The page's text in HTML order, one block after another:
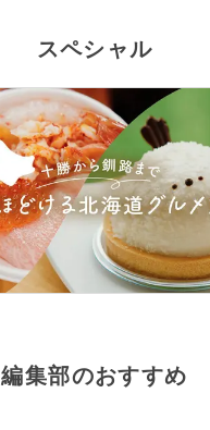
スペシャル
編集部のおすすめ